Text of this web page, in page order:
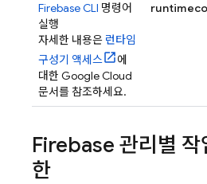
FirebaseCLI 명령어
실행
자세한 내용은 런타임
구성기 액세스
에
대한 Google Cloud
문서를 참조하세요.
Firebase 관리별 작
한